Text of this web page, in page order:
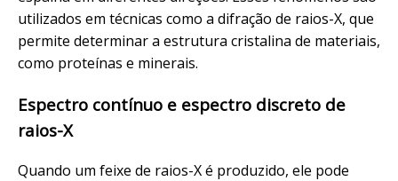
utilizados em técnicas como a difração de raios-X, que
permite determinar a estrutura cristalina de materiais,
como proteínas e minerais.
Espectro contínuo e espectro discreto de
raios-X
Quando um feixe de raios-X é produzido, ele pode